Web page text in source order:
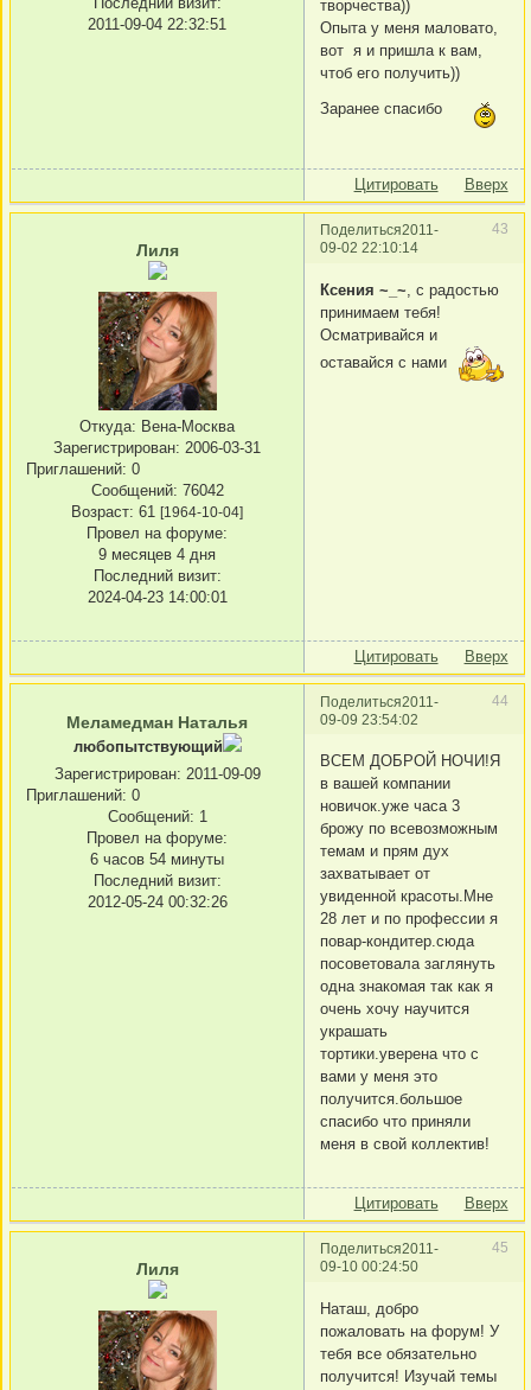
2011-09-04 22:32:51
творчества))
Опыта у меня маловато,
вот я и пришла к вам,
чтоб его получить))
Заранее спасибо
Цитировать Вверх
Поделиться 43
2011-
09-02 22:10:14
Лиля
Откуда: Вена-Москва
Зарегистрирован: 2006-03-31
Приглашений: 0
Сообщений: 76042
Возраст: 61 [1964-10-04]
Провел на форуме:
9 месяцев 4 дня
Последний визит:
2024-04-23 14:00:01
Ксения ~_~ , с радостью
принимаем тебя!
Осматривайся и
оставайся с нами
Цитировать Вверх
Поделиться 44
2011-
09-09 23:54:02
Меламедман Наталья
любопытствующий
Зарегистрирован: 2011-09-09
Приглашений: 0
Сообщений: 1
Провел на форуме:
6 часов 54 минуты
Последний визит:
2012-05-24 00:32:26
ВСЕМ ДОБРОЙ НОЧИ!Я
в вашей компании
новичок.уже часа 3
брожу по всевозможным
темам и прям дух
захватывает от
увиденной красоты.Мне
28 лет и по профессии я
повар-кондитер.сюда
посоветовала заглянуть
одна знакомая так как я
очень хочу научится
украшать
тортики.уверена что с
вами у меня это
получится.большое
спасибо что приняли
меня в свой коллектив!
Цитировать Вверх
Поделиться 45
2011-
09-10 00:24:50
Лиля
Наташ, добро
пожаловать на форум! У
тебя все обязательно
получится! Изучай темы